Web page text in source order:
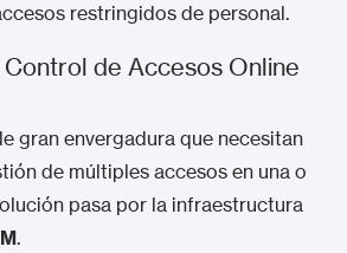
restringidos de personal.
de Accesos Online
gran envergadura que necesitan
de múltiples accesos en una o
pasa por la infraestructura
.